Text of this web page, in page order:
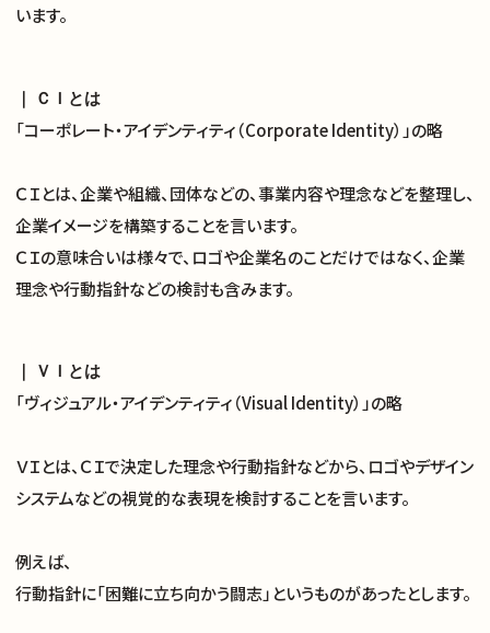
います。
｜ ＣＩとは
「コーポレート・アイデンティティ（Corporate Identity）」の略
ＣＩとは、企業や組織、団体などの、事業内容や理念などを整理し、
企業イメージを構築することを言います。
ＣＩの意味合いは様々で、ロゴや企業名のことだけではなく、企業
理念や行動指針などの検討も含みます。
｜ ＶＩとは
「ヴィジュアル・アイデンティティ（Visual Identity）」の略
ＶＩとは、ＣＩで決定した理念や行動指針などから、ロゴやデザイン
システムなどの視覚的な表現を検討することを言います。
例えば、
行動指針に「困難に立ち向かう闘志」というものがあったとします。